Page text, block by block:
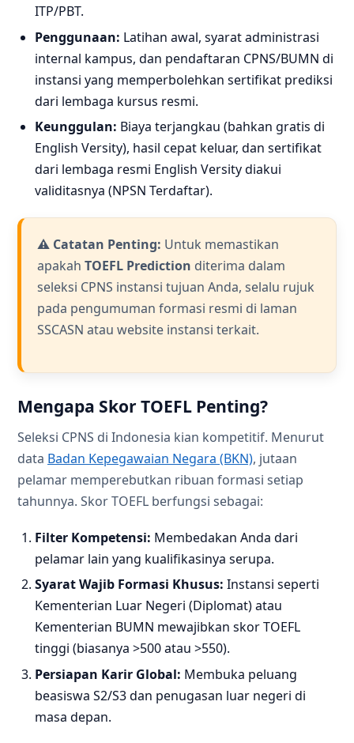
ITP/PBT.
Penggunaan: Latihan awal, syarat administrasi
internal kampus, dan pendaftaran CPNS/BUMN di
instansi yang memperbolehkan sertifikat prediksi
dari lembaga kursus resmi.
Keunggulan: Biaya terjangkau (bahkan gratis di
English Versity), hasil cepat keluar, dan sertifikat
dari lembaga resmi English Versity diakui
validitasnya (NPSN Terdaftar).
⚠️ Catatan Penting: Untuk memastikan
apakah TOEFL Prediction diterima dalam
seleksi CPNS instansi tujuan Anda, selalu rujuk
pada pengumuman formasi resmi di laman
SSCASN atau website instansi terkait.
Mengapa Skor TOEFL Penting?
Seleksi CPNS di Indonesia kian kompetitif. Menurut
data Badan Kepegawaian Negara (BKN), jutaan
pelamar memperebutkan ribuan formasi setiap
tahunnya. Skor TOEFL berfungsi sebagai:
Filter Kompetensi: Membedakan Anda dari
pelamar lain yang kualifikasinya serupa.
Syarat Wajib Formasi Khusus: Instansi seperti
Kementerian Luar Negeri (Diplomat) atau
Kementerian BUMN mewajibkan skor TOEFL
tinggi (biasanya >500 atau >550).
Persiapan Karir Global: Membuka peluang
beasiswa S2/S3 dan penugasan luar negeri di
masa depan.